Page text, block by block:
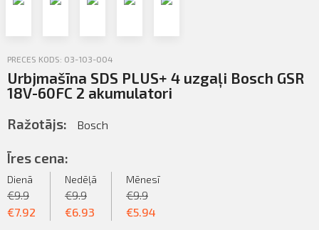
Sazināties
Iziet PIETEIKTIES
PRECES KODS: 03-103-004
Urbjmašīna SDS PLUS+ 4 uzgaļi Bosch GSR
18V-60FC 2 akumulatori
Ražotājs: Bosch
Īres cena:
Dienā
€9.9
€7.92
Nedēļā
€9.9
€6.93
Mēnesī
€9.9
€5.94